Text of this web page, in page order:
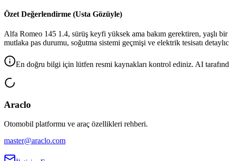
Özet Değerlendirme (Usta Gözüyle)
Alfa Romeo 145 1.4, sürüş keyfi yüksek ama bakım gerektiren, yaşlı
mutlaka pas durumu, soğutma sistemi geçmişi ve elektrik tesisatı
En doğru bilgi için lütfen resmi kaynakları kontrol ediniz. AI
Araclo
Otomobil platformu ve araç özellikleri rehberi.
master@araclo.com